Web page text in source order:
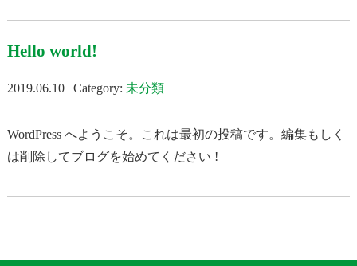
Hello world!
2019.06.10 | Category: 未分類
WordPress へようこそ。これは最初の投稿です。編集もしく
は削除してブログを始めてください !